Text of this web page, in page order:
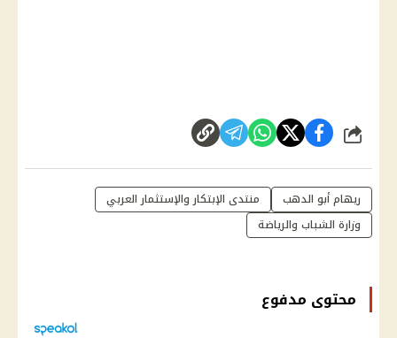
شارك
ريهام أبو الدهب
منتدى الإبتكار والإستثمار العربي
وزارة الشباب والرياضة
محتوى مدفوع